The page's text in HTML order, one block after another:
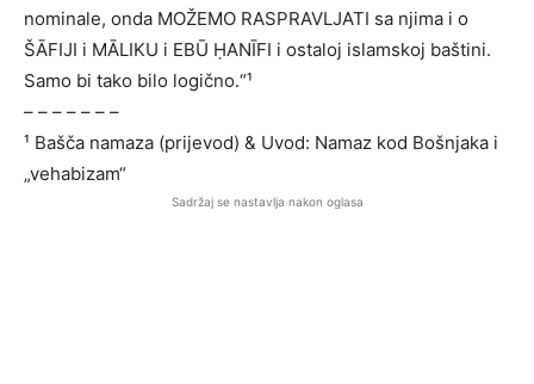
nominale, onda MOŽEMO RASPRAVLJATI sa njima i o
ŠĀFIJI i MĀLIKU i EBŪ ḤANĪFI i ostaloj islamskoj baštini.
Samo bi tako bilo logično.“¹
– – – – – – –
¹ Bašča namaza (prijevod) & Uvod: Namaz kod Bošnjaka i
„vehabizam“
Sadržaj se nastavlja nakon oglasa